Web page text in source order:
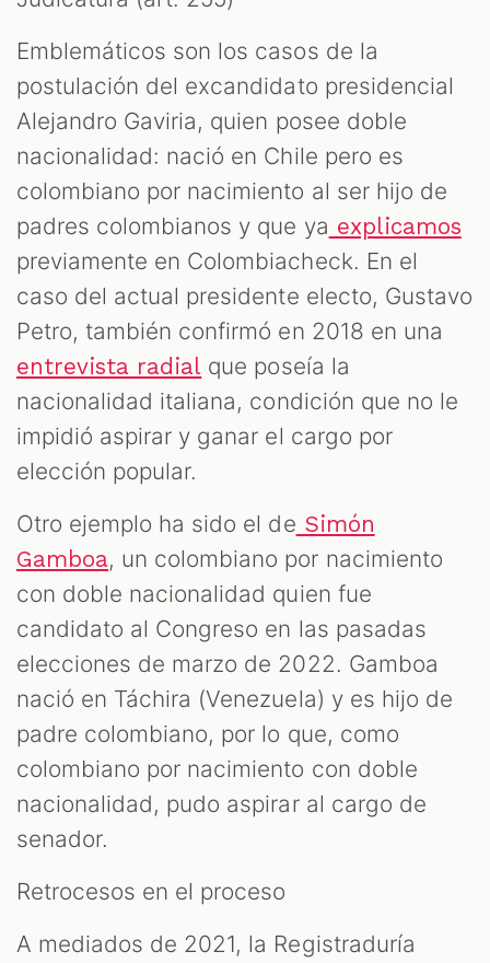
Emblemáticos son los casos de la
postulación del excandidato presidencial
Alejandro Gaviria, quien posee doble
nacionalidad: nació en Chile pero es
colombiano por nacimiento al ser hijo de
padres colombianos y que ya explicamos
previamente en Colombiacheck. En el
caso del actual presidente electo, Gustavo
Petro, también confirmó en 2018 en una
entrevista radial que poseía la
nacionalidad italiana, condición que no le
impidió aspirar y ganar el cargo por
elección popular.
Otro ejemplo ha sido el de Simón
Gamboa, un colombiano por nacimiento
con doble nacionalidad quien fue
candidato al Congreso en las pasadas
elecciones de marzo de 2022. Gamboa
nació en Táchira (Venezuela) y es hijo de
padre colombiano, por lo que, como
colombiano por nacimiento con doble
nacionalidad, pudo aspirar al cargo de
senador.
Retrocesos en el proceso
A mediados de 2021, la Registraduría